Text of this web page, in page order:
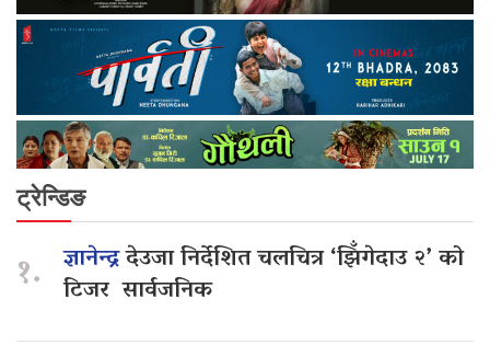
ट्रेन्डिङ
१. ज्ञानेन्द्रदेउजा निर्देशित चलचित्र ‘झिँगेदाउ २’ को
टिजर सार्वजनिक